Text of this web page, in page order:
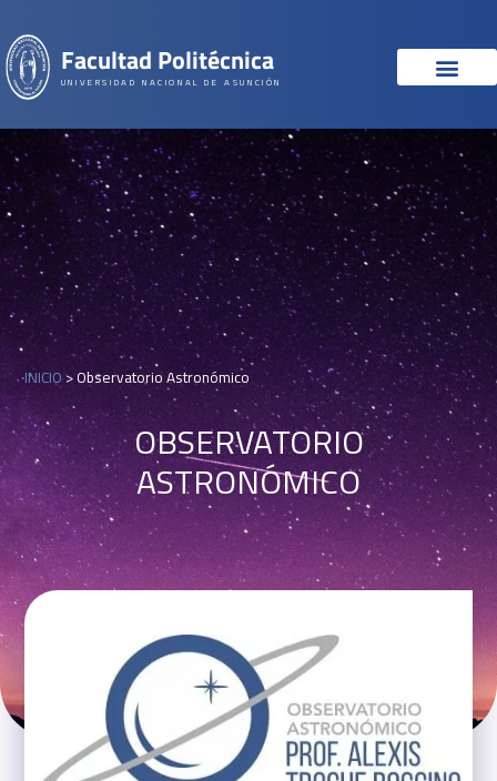
Facultad Politécnica
UNIVERSIDAD NACIONAL DE ASUNCIÓN
INICIO >Observatorio Astronómico
OBSERVATORIO
ASTRONÓMICO